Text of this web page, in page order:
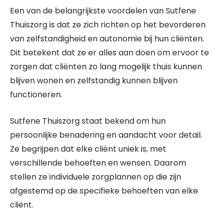
Een van de belangrijkste voordelen van Sutfene
Thuiszorg is dat ze zich richten op het bevorderen
van zelfstandigheid en autonomie bij hun cliënten.
Dit betekent dat ze er alles aan doen om ervoor te
zorgen dat cliënten zo lang mogelijk thuis kunnen
blijven wonen en zelfstandig kunnen blijven
functioneren.
Sutfene Thuiszorg staat bekend om hun
persoonlijke benadering en aandacht voor detail.
Ze begrijpen dat elke cliënt uniek is, met
verschillende behoeften en wensen. Daarom
stellen ze individuele zorgplannen op die zijn
afgestemd op de specifieke behoeften van elke
cliënt.